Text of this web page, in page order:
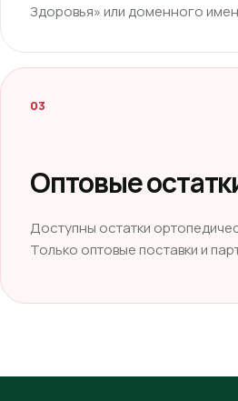
Здоровья» или доменного
03
Оптовые
Доступны остатки
Только оптовые поставки и